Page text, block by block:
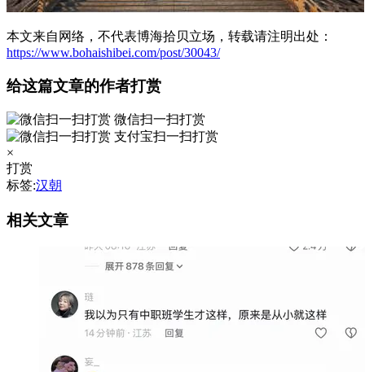
本文来自网络，不代表博海拾贝立场，转载请注明出处：
https://www.bohaishibei.com/post/30043/
给这篇文章的作者打赏
微信扫一扫打赏
支付宝扫一扫打赏
×
打赏
标签:汉朝
相关文章